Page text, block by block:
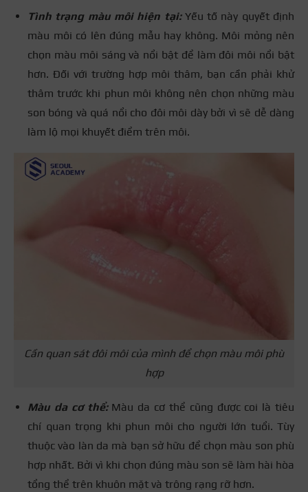
Tình trạng màu môi hiện tại: Yếu tố này quyết định
màu môi có lên đúng mẫu hay không. Môi mỏng nên
chọn màu môi sáng và nổi bật để làm đôi môi nổi bật
hơn. Đối với trường hợp môi thâm, bạn cần phải khử
thâm trước khi phun môi không nên chọn những màu
son bóng và quá nổi cho đôi môi dày bởi vì sẽ dễ dàng
làm lộ mọi khuyết điểm trên môi.
Cần quan sát đôi môi của mình để chọn màu môi phù
hợp
Màu da cơ thể: Màu da cơ thể cũng được coi là tiêu
chí quan trọng khi phun môi cho người lớn tuổi. Tùy
thuộc vào làn da mà bạn sở hữu để chọn màu son phù
hợp nhất. Bởi vì khi chọn đúng màu son sẽ làm hài hòa
tổng thể trên khuôn mặt và trông rạng rỡ hơn.